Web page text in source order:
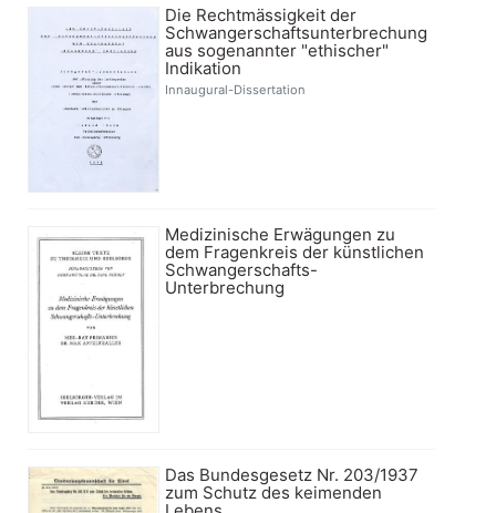
Die Rechtmässigkeit der
Schwangerschaftsunterbrechung
aus sogenannter "ethischer"
Indikation
Innaugural-Dissertation
Medizinische Erwägungen zu
dem Fragenkreis der künstlichen
Schwangerschafts-
Unterbrechung
Das Bundesgesetz Nr. 203/1937
zum Schutz des keimenden